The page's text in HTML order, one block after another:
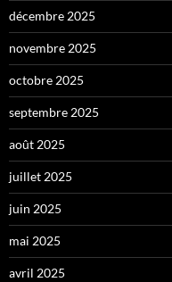
décembre 2025
novembre 2025
octobre 2025
septembre 2025
août 2025
juillet 2025
juin 2025
mai 2025
avril 2025